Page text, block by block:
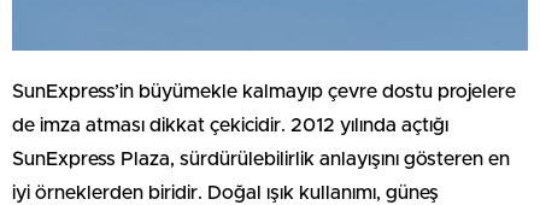
SunExpress’in büyümekle kalmayıp çevre dostu projelere
de imza atması dikkat çekicidir. 2012 yılında açtığı
SunExpress Plaza, sürdürülebilirlik anlayışını gösteren en
iyi örneklerden biridir. Doğal ışık kullanımı, güneş